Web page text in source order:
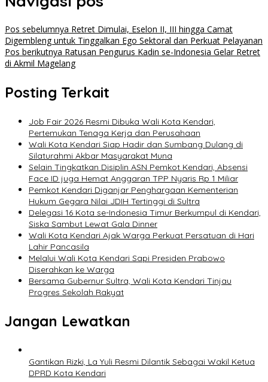
Pos sebelumnya Retret Dimulai, Eselon II, III hingga Camat
Digembleng untuk Tinggalkan Ego Sektoral dan Perkuat Pelayanan
Pos berikutnya Ratusan Pengurus Kadin se-Indonesia Gelar Retret
di Akmil Magelang
Posting Terkait
Job Fair 2026 Resmi Dibuka Wali Kota Kendari,
Pertemukan Tenaga Kerja dan Perusahaan
Wali Kota Kendari Siap Hadir dan Sumbang Dulang di
Silaturahmi Akbar Masyarakat Muna
Selain Tingkatkan Disiplin ASN Pemkot Kendari, Absensi
Face ID juga Hemat Anggaran TPP Nyaris Rp 1 Miliar
Pemkot Kendari Diganjar Penghargaan Kementerian
Hukum Gegara Nilai JDIH Tertinggi di Sultra
Delegasi 16 Kota se-Indonesia Timur Berkumpul di Kendari,
Siska Sambut Lewat Gala Dinner
Wali Kota Kendari Ajak Warga Perkuat Persatuan di Hari
Lahir Pancasila
Melalui Wali Kota Kendari Sapi Presiden Prabowo
Diserahkan ke Warga
Bersama Gubernur Sultra, Wali Kota Kendari Tinjau
Progres Sekolah Rakyat
Jangan Lewatkan
Gantikan Rizki, La Yuli Resmi Dilantik Sebagai Wakil Ketua
DPRD Kota Kendari